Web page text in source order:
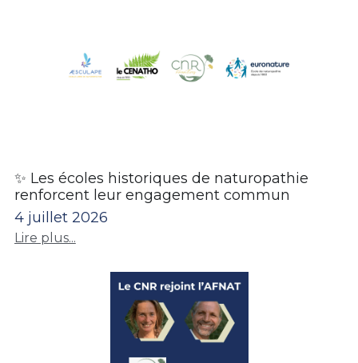
✨ Les écoles historiques de naturopathie
renforcent leur engagement commun
4 juillet 2026
Lire plus...